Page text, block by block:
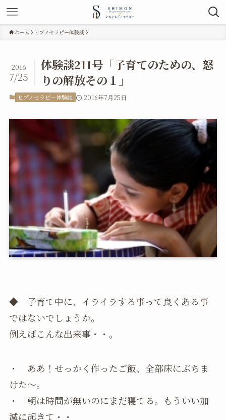
ホーム ヒプノセラピー体験談
体験談211号「子育てのための、怒
りの解放その１」
2016
7/25
ヒプノセラピー体験談 2016年7月25日
◆ 子育て中に、イライラする事って良くある事
ではないでしょうか。
例えばこんな出来事・・。
・ ああ！せっかく作ったご飯、全部床にぶちま
けた～。
・ 朝は時間が無いのにまだ寝てる。もういい加
減に起きて・・